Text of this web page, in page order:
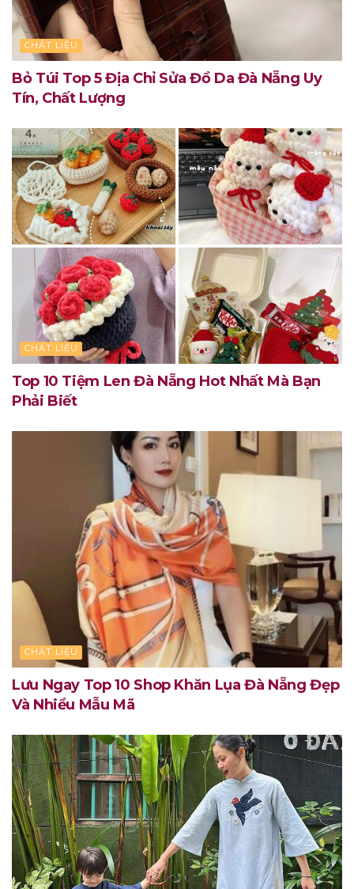
CHẤT LIỆU
Bỏ Túi Top 5 Địa Chỉ Sửa Đồ Da Đà Nẵng Uy
Tín, Chất Lượng
CHẤT LIỆU
Top 10 Tiệm Len Đà Nẵng Hot Nhất Mà Bạn
Phải Biết
CHẤT LIỆU
Lưu Ngay Top 10 Shop Khăn Lụa Đà Nẵng Đẹp
Và Nhiều Mẫu Mã